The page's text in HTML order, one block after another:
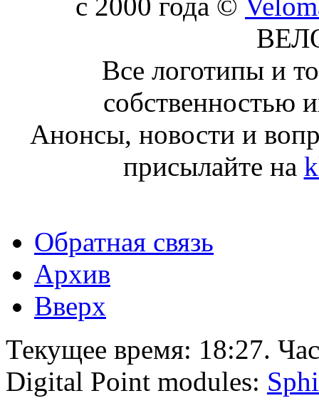
Все логотипы и
собственностью
Анонсы, новости и
присылайте на
Обратная связь
Архив
Вверх
Текущее время: 18:27.
Digital Point modules: